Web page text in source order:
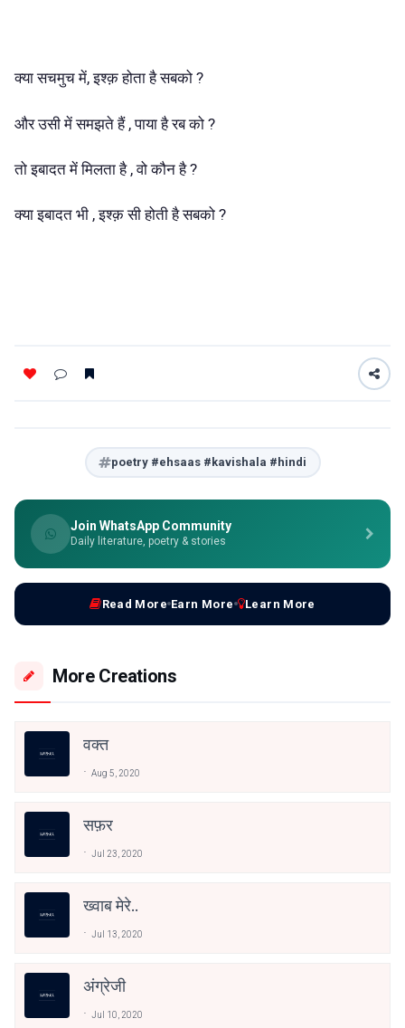
क्या सचमुच में, इश्क़ होता है सबको ?
और उसी में समझते हैं , पाया है रब को ?
तो इबादत में मिलता है , वो कौन है ?
क्या इबादत भी , इश्क़ सी होती है सबको ?
poetry #ehsaas #kavishala #hindi
Join WhatsApp Community
Daily literature, poetry & stories
Read More Earn More Learn More
More Creations
वक्त
Aug 5, 2020
सफ़र
Jul 23, 2020
ख्वाब मेरे..
Jul 13, 2020
अंग्रेजी
Jul 10, 2020